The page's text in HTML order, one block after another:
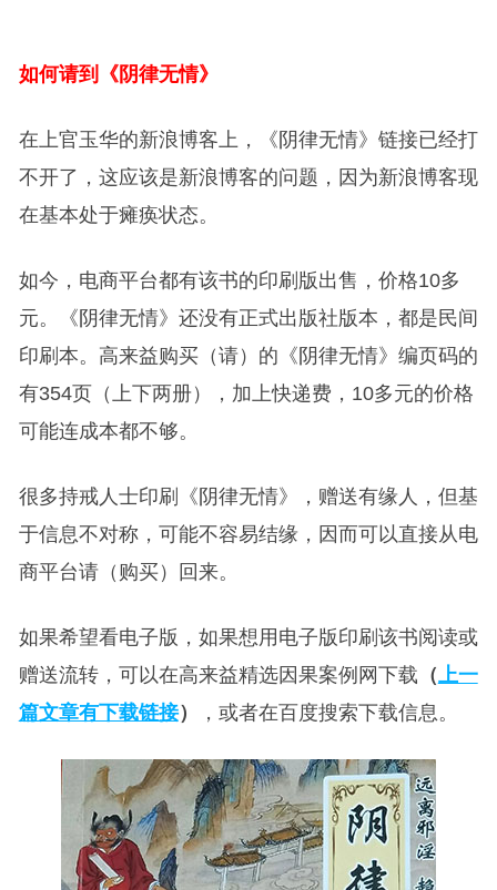
如何请到《阴律无情》
在上官玉华的新浪博客上，《阴律无情》链接已经打
不开了，这应该是新浪博客的问题，因为新浪博客现
在基本处于瘫痪状态。
如今，电商平台都有该书的印刷版出售，价格10多
元。《阴律无情》还没有正式出版社版本，都是民间
印刷本。高来益购买（请）的《阴律无情》编页码的
有354页（上下两册），加上快递费，10多元的价格
可能连成本都不够。
很多持戒人士印刷《阴律无情》，赠送有缘人，但基
于信息不对称，可能不容易结缘，因而可以直接从电
商平台请（购买）回来。
如果希望看电子版，如果想用电子版印刷该书阅读或
赠送流转，可以在高来益精选因果案例网下载 （ 上一
篇文章有下载链接） ，或者在百度搜索下载信息。